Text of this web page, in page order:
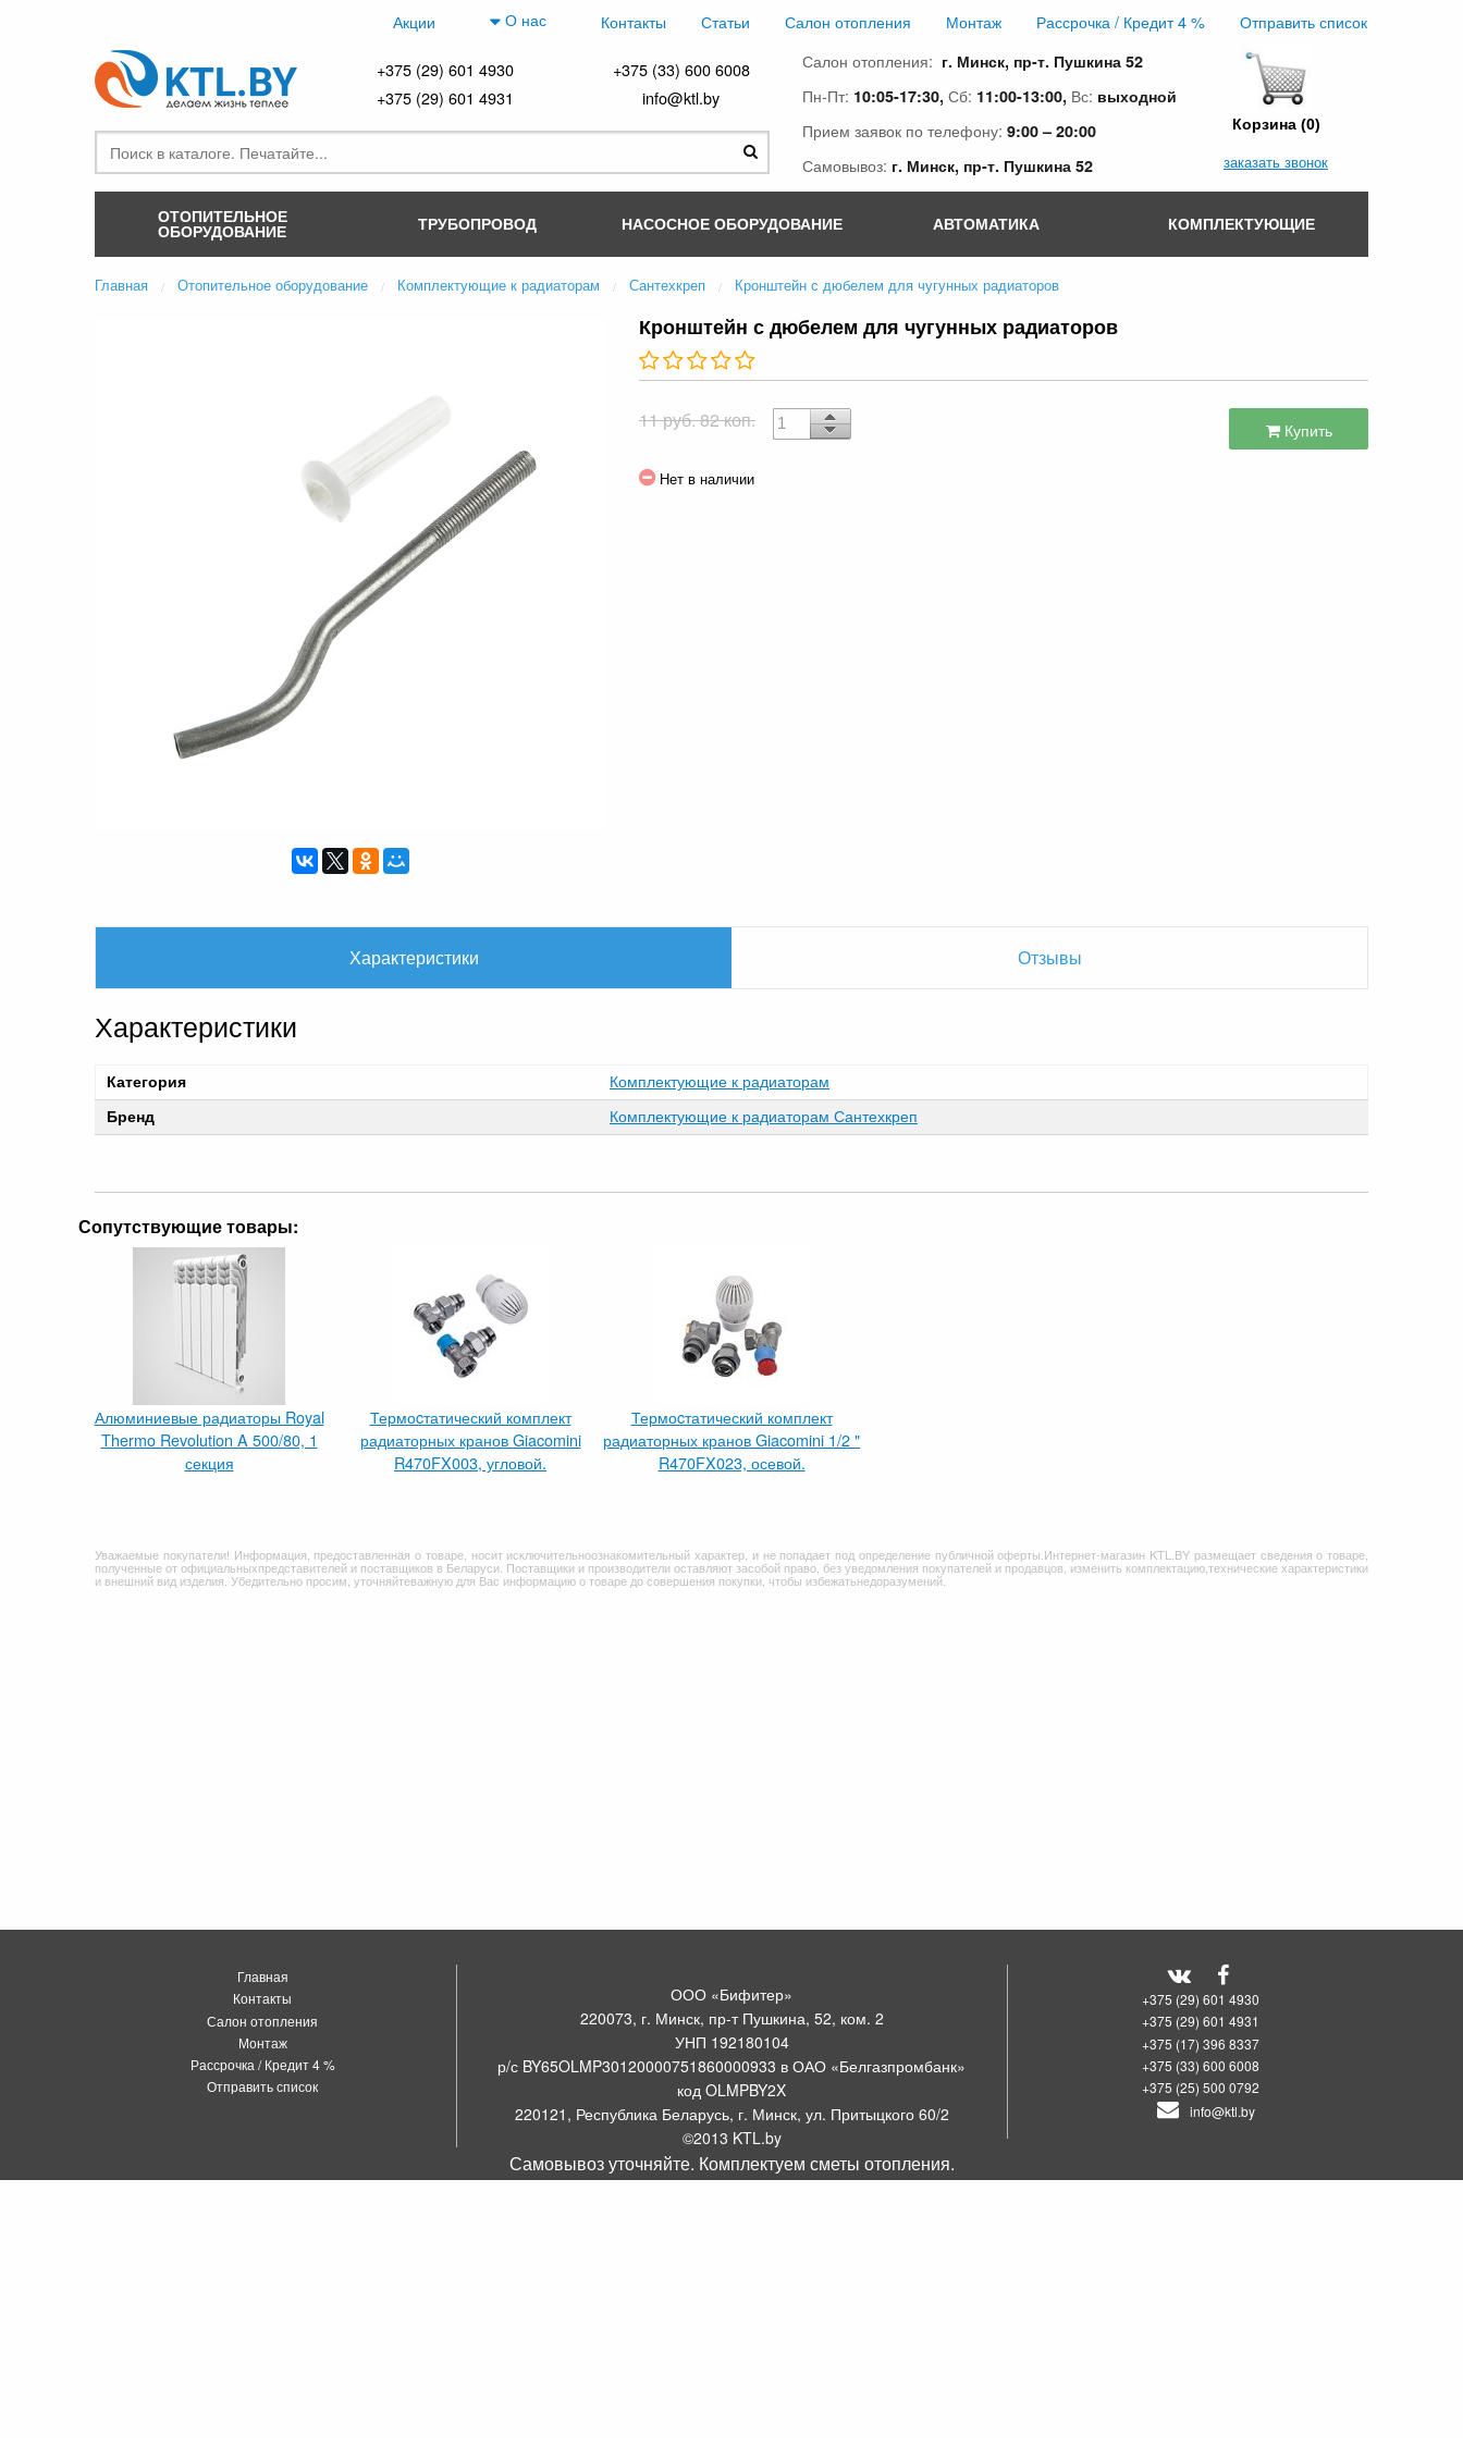
Акции О нас Контакты Статьи Салон отопления Монтаж Рассрочка / Кредит 4 % Отправить список
+375 (29) 601 4930
+375 (33) 600 6008
+375 (29) 601 4931
info@ktl.by
Салон отопления: г. Минск, пр-т. Пушкина 52
Пн-Пт: 10:05-17:30, Сб: 11:00-13:00, Вс: выходной
Прием заявок по телефону: 9:00 – 20:00
Самовывоз: г. Минск, пр-т. Пушкина 52
Корзина (0)
заказать звонок
ОТОПИТЕЛЬНОЕ
ОБОРУДОВАНИЕ ТРУБОПРОВОД НАСОСНОЕ ОБОРУДОВАНИЕ АВТОМАТИКА КОМПЛЕКТУЮЩИЕ
Главная Отопительное оборудование Комплектующие к радиаторам Сантехкреп Кронштейн с дюбелем для чугунных радиаторов
Кронштейн с дюбелем для чугунных радиаторов
11 руб. 82 коп. Купить
Нет в наличии
Характеристики Отзывы
Характеристики
Категория
Комплектующие к радиаторам
Бренд
Комплектующие к радиаторам Сантехкреп
Сопутствующие товары:
Алюминиевые радиаторы Royal
Thermo Revolution A 500/80, 1
секция
Термоcтатический комплект
радиаторных кранов Giacomini
R470FX003, угловой.
Термоcтатический комплект
радиаторных кранов Giacomini 1/2 "
R470FX023, осевой.
Уважаемые покупатели! Информация, предоставленная о товаре, носит исключительноознакомительный характер, и не попадает под определение публичной оферты.Интернет-магазин KTL.BY размещает сведения о товаре,
полученные от официальныхпредставителей и поставщиков в Беларуси. Поставщики и производители оставляют засобой право, без уведомления покупателей и продавцов, изменить комплектацию,технические характеристики
и внешний вид изделия. Убедительно просим, уточняйтеважную для Вас информацию о товаре до совершения покупки, чтобы избежатьнедоразумений.
Главная
Контакты
Салон отопления
Монтаж
Рассрочка / Кредит 4 %
Отправить список
ООО «Бифитер»
220073, г. Минск, пр-т Пушкина, 52, ком. 2
УНП 192180104
р/с BY65OLMP30120000751860000933 в ОАО «Белгазпромбанк»
код OLMPBY2X
220121, Республика Беларусь, г. Минск, ул. Притыцкого 60/2
©2013 KTL.by
Пн-Пт:10:05-17:30Сб:11:00-13:00
+375 (29) 601 4930
+375 (29) 601 4931
+375 (17) 396 8337
+375 (33) 600 6008
+375 (25) 500 0792
info@ktl.by
Самовывоз уточняйте. Комплектуем сметы отопления.